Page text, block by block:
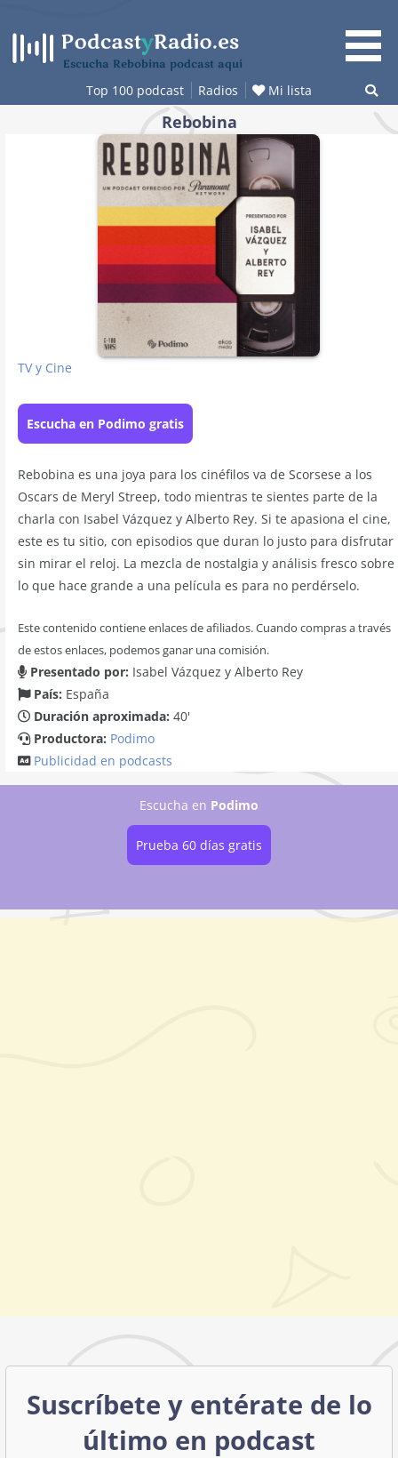
contenido
Escucha Rebobina podcast aquí
Top 100 podcast Radios Mi lista
Rebobina
TV y Cine
Escucha en Podimo gratis
Rebobina es una joya para los cinéfilos va de Scorsese a los
Oscars de Meryl Streep, todo mientras te sientes parte de la
charla con Isabel Vázquez y Alberto Rey. Si te apasiona el cine,
este es tu sitio, con episodios que duran lo justo para disfrutar
sin mirar el reloj. La mezcla de nostalgia y análisis fresco sobre
lo que hace grande a una película es para no perdérselo.
Este contenido contiene enlaces de afiliados. Cuando compras a través
de estos enlaces, podemos ganar una comisión.
Presentado por: Isabel Vázquez y Alberto Rey
País: España
Duración aproximada: 40'
Productora: Podimo
Publicidad en podcasts
Escucha en Podimo
Prueba 60 días gratis
Suscríbete y entérate de lo
último en podcast